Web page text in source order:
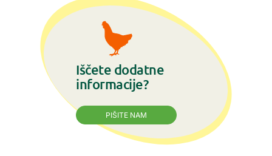
Iščete dodatne
informacije?
PIŠITE NAM